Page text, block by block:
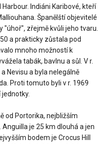
Indiáni Karibové, kteří
Španělští objevitelé
zřejmě kvůli jeho tvaru.
a prakticky zůstala pod
mnoho možností k
tabák, bavlnu a sůl. V r.
Nevisu a byla nelegálně
Proti tomuto byli v r. 1969
od Portorika, nejbližším
je 25 km dlouhá a jen
bodem je Crocus Hill